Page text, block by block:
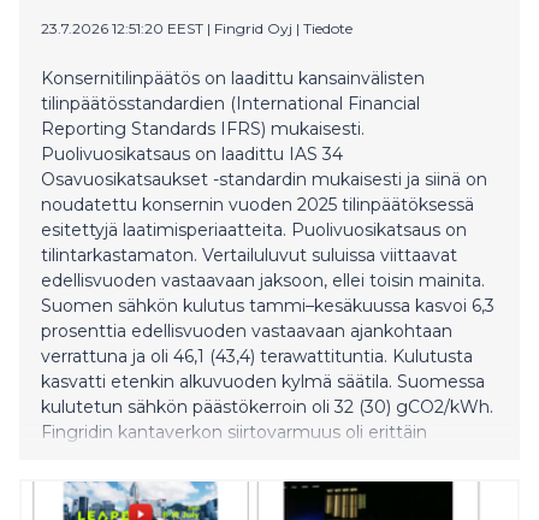
23.7.2026 12:51:20 EEST | Fingrid Oyj | Tiedote
Konsernitilinpäätös on laadittu kansainvälisten
tilinpäätösstandardien (International Financial
Reporting Standards IFRS) mukaisesti.
Puolivuosikatsaus on laadittu IAS 34
Osavuosikatsaukset -standardin mukaisesti ja siinä on
noudatettu konsernin vuoden 2025 tilinpäätöksessä
esitettyjä laatimisperiaatteita. Puolivuosikatsaus on
tilintarkastamaton. Vertailuluvut suluissa viittaavat
edellisvuoden vastaavaan jaksoon, ellei toisin mainita.
Suomen sähkön kulutus tammi–kesäkuussa kasvoi 6,3
prosenttia edellisvuoden vastaavaan ajankohtaan
verrattuna ja oli 46,1 (43,4) terawattituntia. Kulutusta
kasvatti etenkin alkuvuoden kylmä säätila. Suomessa
kulutetun sähkön päästökerroin oli 32 (30) gCO2/kWh.
Fingridin kantaverkon siirtovarmuus oli erittäin
688 (572) miljoonaan euroon korkeamman
sähkönkulutuksen, kantaverkkohinnoittelun ja